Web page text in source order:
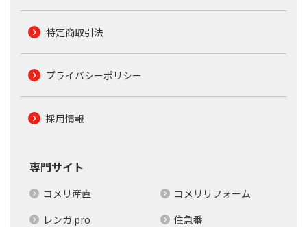
特定商取引法
プライバシーポリシー
採用情報
専門サイト
コメリ産直
コメリリフォーム
レンガ.pro
住急番